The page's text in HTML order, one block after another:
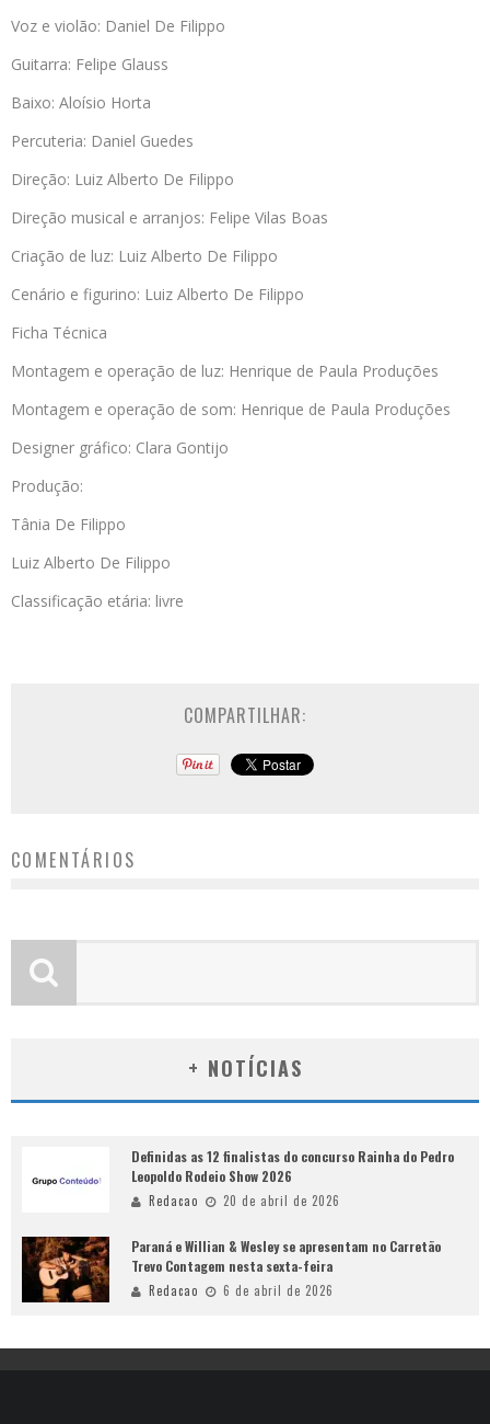
Voz e violão: Daniel De Filippo
Guitarra: Felipe Glauss
Baixo: Aloísio Horta
Percuteria: Daniel Guedes
Direção: Luiz Alberto De Filippo
Direção musical e arranjos: Felipe Vilas Boas
Criação de luz: Luiz Alberto De Filippo
Cenário e figurino: Luiz Alberto De Filippo
Ficha Técnica
Montagem e operação de luz: Henrique de Paula Produções
Montagem e operação de som: Henrique de Paula Produções
Designer gráfico: Clara Gontijo
Produção:
Tânia De Filippo
Luiz Alberto De Filippo
Classificação etária: livre
COMPARTILHAR:
COMENTÁRIOS
+ NOTÍCIAS
Definidas as 12 finalistas do concurso Rainha do Pedro
Leopoldo Rodeio Show 2026
Redacao 20 de abril de 2026
Paraná e Willian & Wesley se apresentam no Carretão
Trevo Contagem nesta sexta-feira
Redacao 6 de abril de 2026